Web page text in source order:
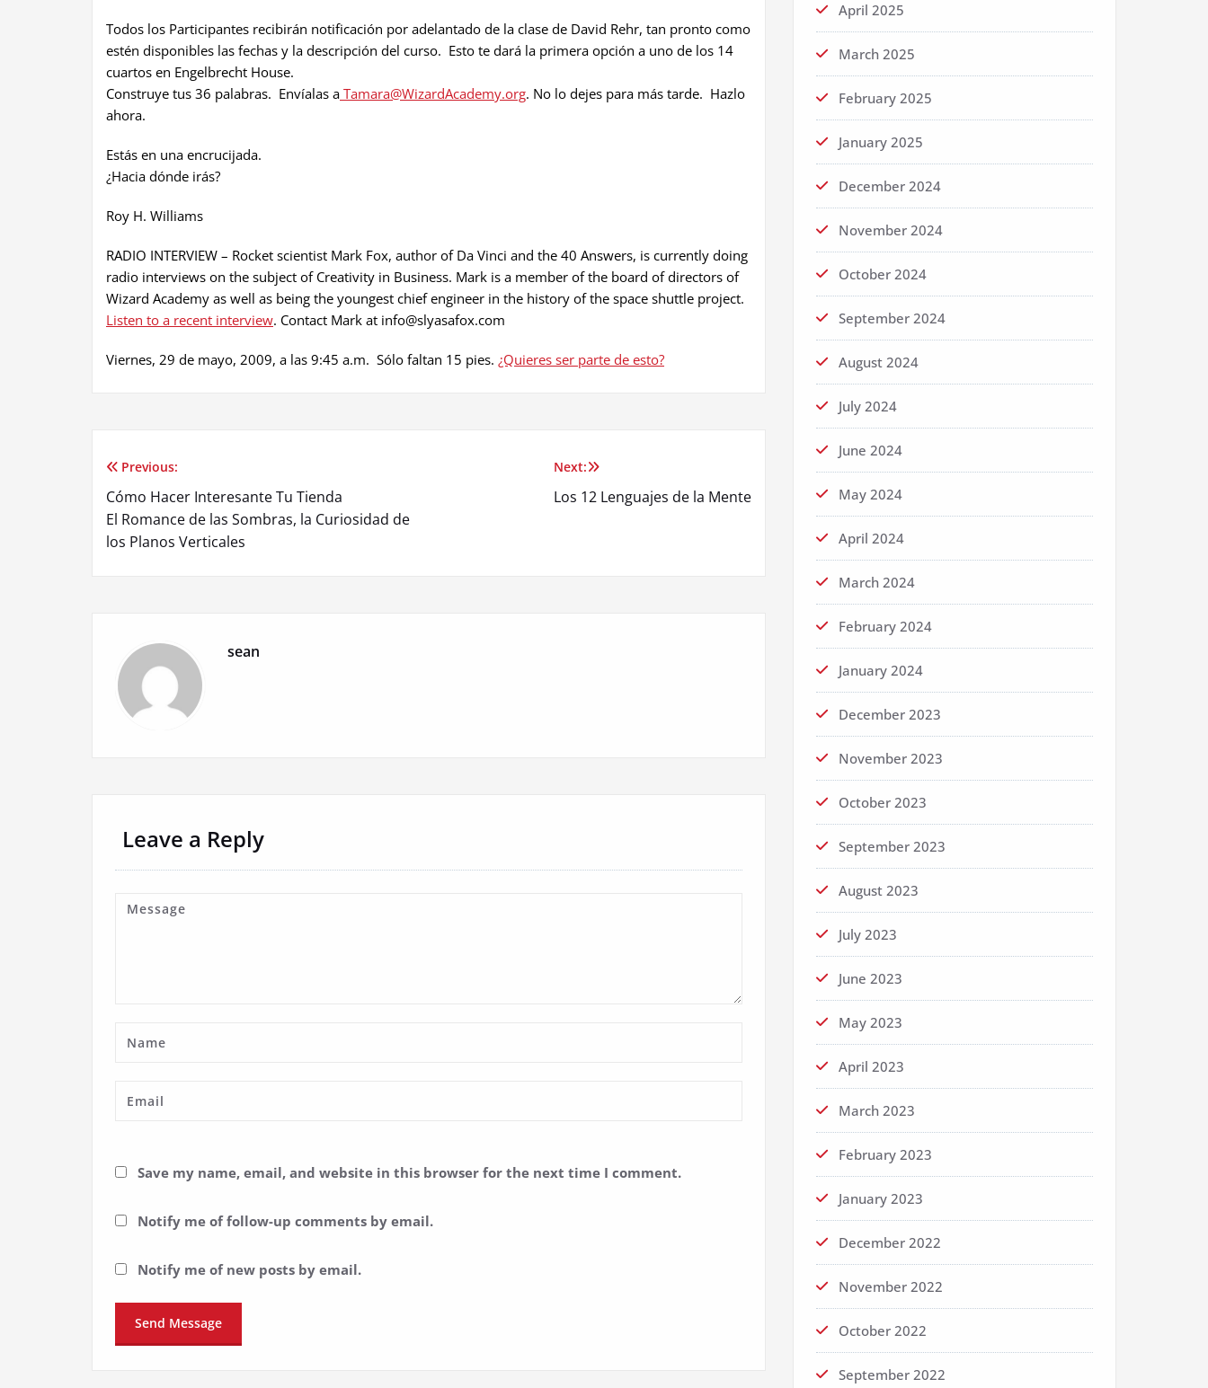
Todos los Participantes recibirán notificación por adelantado de la clase de David Rehr, tan pronto como
estén disponibles las fechas y la descripción del curso. Esto te dará la primera opción a uno de los 14
cuartos en Engelbrecht House.
Construye tus 36 palabras. Envíalas a Tamara@WizardAcademy.org. No lo dejes para más tarde. Hazlo
ahora.
Estás en una encrucijada.
¿Hacia dónde irás?
Roy H. Williams
RADIO INTERVIEW – Rocket scientist Mark Fox, author of Da Vinci and the 40 Answers, is currently doing
radio interviews on the subject of Creativity in Business. Mark is a member of the board of directors of
Wizard Academy as well as being the youngest chief engineer in the history of the space shuttle project.
Listen to a recent interview. Contact Mark at info@slyasafox.com
Viernes, 29 de mayo, 2009, a las 9:45 a.m. Sólo faltan 15 pies. ¿Quieres ser parte de esto?
Post
navigation
Previous:
Cómo Hacer Interesante Tu Tienda
El Romance de las Sombras, la Curiosidad de
los Planos Verticales
Next:
Los 12 Lenguajes de la Mente
sean
Leave a Reply
Save my name, email, and website in this browser for the next time I comment.
Notify me of follow-up comments by email.
Notify me of new posts by email.
April 2025
March 2025
February 2025
January 2025
December 2024
November 2024
October 2024
September 2024
August 2024
July 2024
June 2024
May 2024
April 2024
March 2024
February 2024
January 2024
December 2023
November 2023
October 2023
September 2023
August 2023
July 2023
June 2023
May 2023
April 2023
March 2023
February 2023
January 2023
December 2022
November 2022
October 2022
September 2022